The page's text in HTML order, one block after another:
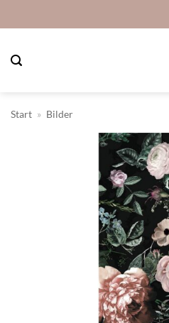
Inhalt
Start » Bilder